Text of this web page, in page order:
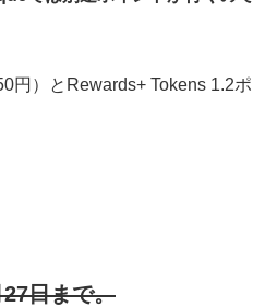
円）とRewards+ Tokens 1.2ポ
日まで。